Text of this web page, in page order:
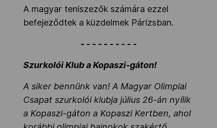
A magyar teniszezők számára ezzel
befejeződtek a küzdelmek Párizsban.
- - - - - - - - - -
Szurkolói Klub a Kopaszi-gáton!
A siker bennünk van! A Magyar Olimpiai
Csapat szurkolói klubja július 26-án nyílik
a Kopaszi-gáton a Kopaszi Kertben, ahol